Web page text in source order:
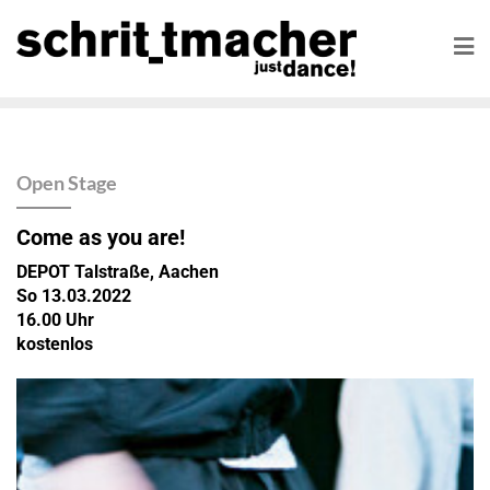
Open Stage
Come as you are!
DEPOT Talstraße, Aachen
So 13.03.2022
16.00 Uhr
kostenlos